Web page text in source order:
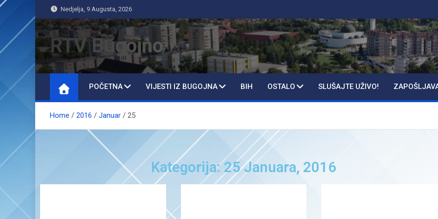
Nedjelja, 9 Augusta, 2026
RTV Bugojno
POČETNA VIJESTI IZ BUGOJNA BIH OSTALO SLUŠAJTE UŽIVO!
Home 2016 Januar 25
Kategorija: 25 Januara, 2016